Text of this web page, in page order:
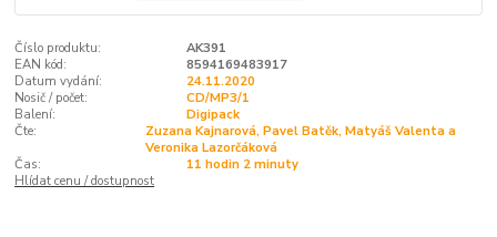
Číslo produktu:
AK391
EAN kód:
8594169483917
Datum vydání:
24.11.2020
Nosič / počet:
CD/MP3/1
Balení:
Digipack
Čte:
Zuzana Kajnarová, Pavel Batěk, Matyáš Valenta a
Veronika Lazorčáková
Čas:
11 hodin 2 minuty
Hlídat cenu / dostupnost